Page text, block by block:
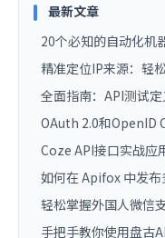
最新文章
20个必知的自动化机
精准定位IP来源：轻
全面指南：API测试
OAuth 2.0和OpenID
Coze API接口实战应
如何在 Apifox 中发布
轻松掌握外国人微信
手把手教你使用盘古